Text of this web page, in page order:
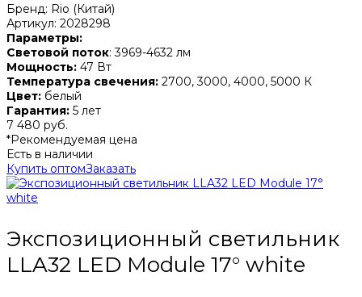
Бренд: Rio (Китай)
Артикул: 2028298
Параметры:
Световой поток: 3969-4632 лм
Мощность: 47 Вт
Температура свечения: 2700, 3000, 4000, 5000 К
Цвет: белый
Гарантия: 5 лет
7 480 руб.
*Рекомендуемая цена
Есть в наличии
Купить оптомЗаказать
Экспозиционный светильник
LLA32 LED Module 17° white